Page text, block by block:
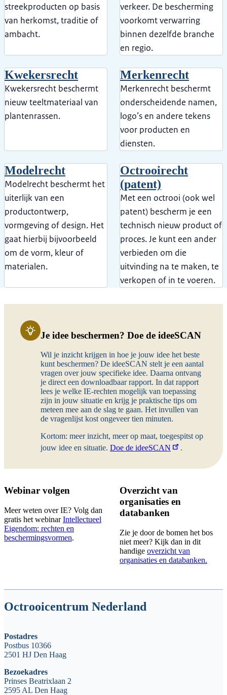
streekproducten op basis
van herkomst, traditie of
ambacht.
verkeer. De bescherming
voorkomt verwarring
binnen dezelfde branche
en regio.
Kwekersrecht
Kwekersrecht beschermt
nieuw teeltmateriaal van
plantenrassen.
Merkenrecht
Merkenrecht beschermt
onderscheidende namen,
logo’s en andere tekens
voor producten en
diensten.
Modelrecht
Modelrecht beschermt het
uiterlijk van een
productontwerp,
vormgeving of design. Het
gaat hierbij bijvoorbeeld
om de vorm, kleur of
materialen.
Octrooirecht
(patent)
Met een octrooi (ook wel
patent) bescherm je een
technisch nieuw product of
proces. Je kunt een ander
verbieden om die
uitvinding na te maken, te
verkopen of in te voeren.
Je idee beschermen? Doe de ideeSCAN
Wil je inzicht krijgen in hoe je jouw idee het beste
kunt beschermen? De ideeSCAN stelt je een aantal
vragen over jouw specifieke idee. Daarna ontvang
je direct een downloadbaar rapport. In dat rapport
lees je welke IE-rechten mogelijk van toepassing
zijn in jouw situatie en krijg je praktische tips om
meteen mee aan de slag te gaan. Het invullen van
de vragenlijst kost ongeveer tien minuten.
Kortom: meer inzicht, meer op maat, toegespitst op
jouw idee en situatie. Doe de ideeSCAN .
Webinar volgen
Meer weten over IE? Volg dan
gratis het webinarIntellectueel
Eigendom: rechten en
beschermingsvormen.
Overzicht van
organisaties en
databanken
Zie je door de bomen het bos
niet meer? Kijk dan in dit
handige overzicht van
organisaties en databanken.
Octrooicentrum Nederland
Postadres
Postbus 10366
2501 HJ Den Haag
Bezoekadres
Prinses Beatrixlaan 2
2595 AL Den Haag